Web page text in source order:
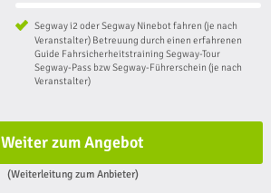
Segway i2 oder Segway Ninebot fahren (je nach
Veranstalter) Betreuung durch einen erfahrenen
Guide Fahrsicherheitstraining Segway-Tour
Segway-Pass bzw Segway-Führerschein (je nach
Veranstalter)
Weiter zum Angebot
(Weiterleitung zum Anbieter)